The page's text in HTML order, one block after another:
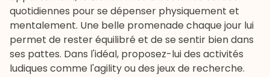
quotidiennes pour se dépenser physiquement et
mentalement. Une belle promenade chaque jour lui
permet de rester équilibré et de se sentir bien dans
ses pattes. Dans l'idéal, proposez-lui des activités
ludiques comme l'agilityou des jeux de recherche.